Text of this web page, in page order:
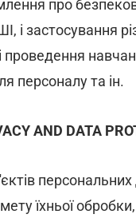
про
і застосування
проведення
персоналу та ін.
AND DATA
їхньої